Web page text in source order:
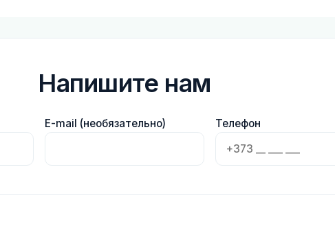
Напишите нам
E-mail (необязательно) Телефон